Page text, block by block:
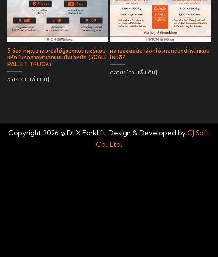
5 ข้อดี ที่คุณอาจจะยังไม่รู้ของแบตเตอรี่แบบ
แห้ง ในรถลากพาเลทแบบชั่งนํ้าหนัก (SCALE
PALLET TRUCK)
5 ข้อ[อ่านเพิ่มเติม]
คลายข้อสงสัย เลือกใช้รถยกถ่วงน้ำหนักแบบ
ไหนดี?
คลายข[อ่านเพิ่มเติม]
Copyright 2026 © DLX Forklift. Design & Developed byCJ Soft
Co., Ltd.